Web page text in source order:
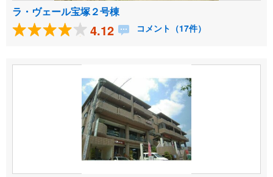
ラ・ヴェール宝塚２号棟
4.12 コメント（17件）